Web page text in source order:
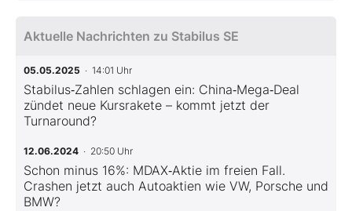
Aktuelle Nachrichten zu Stabilus SE
05.05.2025 · 14:01 Uhr
Stabilus‑Zahlen schlagen ein: China‑Mega‑Deal
zündet neue Kursrakete – kommt jetzt der
Turnaround?
12.06.2024 · 20:50 Uhr
Schon minus 16%: MDAX‑Aktie im freien Fall.
Crashen jetzt auch Autoaktien wie VW, Porsche und
BMW?